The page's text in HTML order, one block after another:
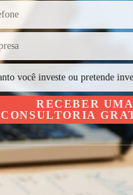
RECEBER UMA
CONSULTORIA